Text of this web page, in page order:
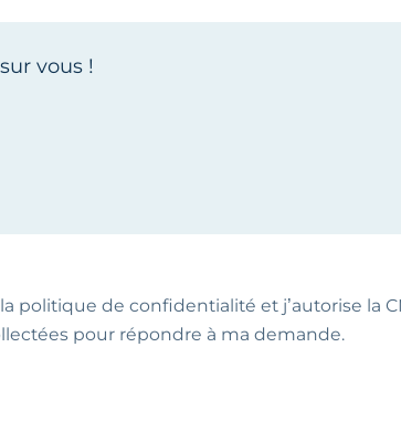
politique de confidentialité et j’autorise la
pour répondre à ma demande.